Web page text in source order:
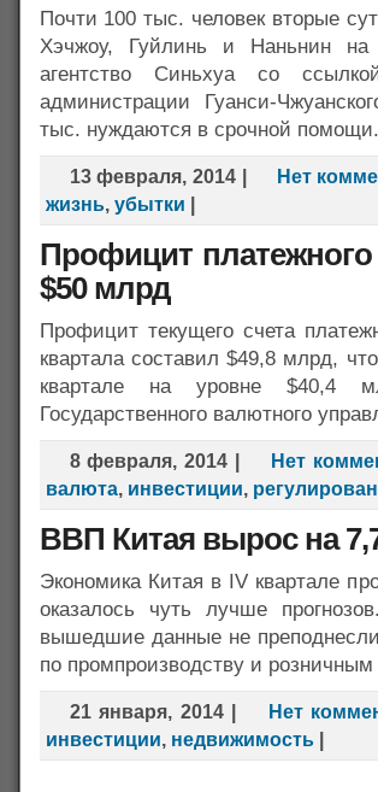
Почти 100 тыс. человек вторые
Хэчжоу, Гуйлинь и Наньнин
агентство Синьхуа со
администрации Гуанси-
тыс. нуждаются в срочной помощи.
13 февраля, 2014 Нет
жизнь, убытки
Профицит платежного
$50 млрд
Профицит текущего счета
квартала составил $49,8 млрд,
квартале на уровне $40,4
Государственного валютного
8 февраля, 2014 Нет
валюта, инвестиции,
ВВП Китая вырос на
Экономика Китая в IV квартале
оказалось чуть лучше
вышедшие данные не
по промпроизводству и
21 января, 2014| Нет
инвестиции, недвижимость|